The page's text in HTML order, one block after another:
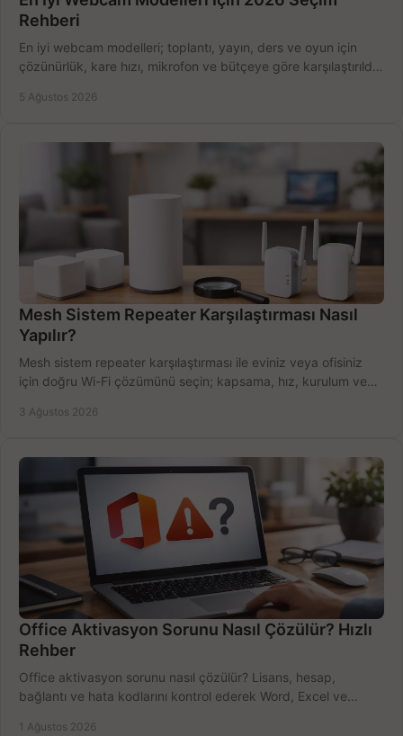
Rehberi
En iyi webcam modelleri; toplantı, yayın, ders ve oyun için
çözünürlük, kare hızı, mikrofon ve bütçeye göre karşılaştırıldı.
5 Ağustos 2026
Mesh Sistem Repeater Karşılaştırması Nasıl
Yapılır?
Mesh sistem repeater karşılaştırması ile eviniz veya ofisiniz
için doğru Wi-Fi çözümünü seçin; kapsama, hız, kurulum ve
3 Ağustos 2026
Office Aktivasyon Sorunu Nasıl Çözülür? Hızlı
Rehber
Office aktivasyon sorunu nasıl çözülür? Lisans, hesap,
bağlantı ve hata kodlarını kontrol ederek Word, Excel ve
1 Ağustos 2026